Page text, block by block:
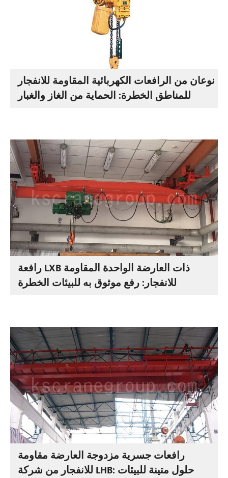
نوعان من الرافعات الكهربائية المقاومة للانفجار
للمناطق الخطرة: الحماية من الغاز والغبار
رافعة LXB ذات العارضة الواحدة المقاومة
للانفجار: رفع موثوق به للبيئات الخطرة
رافعات جسرية مزدوجة العارضة مقاومة
للانفجار من شركة LHB: حلول متينة للبيئات